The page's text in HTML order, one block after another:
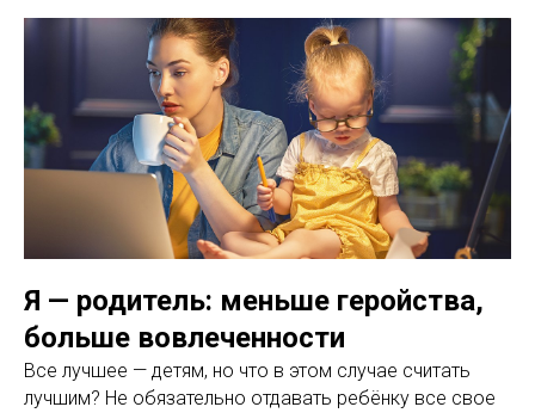
Я — родитель: меньше геройства,
больше вовлеченности
Все лучшее — детям, но что в этом случае считать
лучшим? Не обязательно отдавать ребёнку все свое